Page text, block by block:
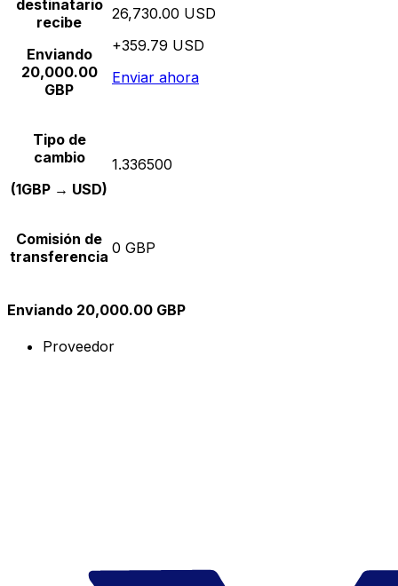
destinatario
recibe
Enviando
20,000.00
GBP
26,730.00 USD
+359.79 USD
Enviar ahora
Tipo de
cambio
(1GBP → USD)
1.336500
Comisión de
transferencia 0 GBP
Enviando 20,000.00 GBP
Proveedor